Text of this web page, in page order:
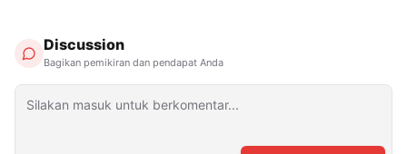
Discussion
Bagikan pemikiran dan pendapat Anda